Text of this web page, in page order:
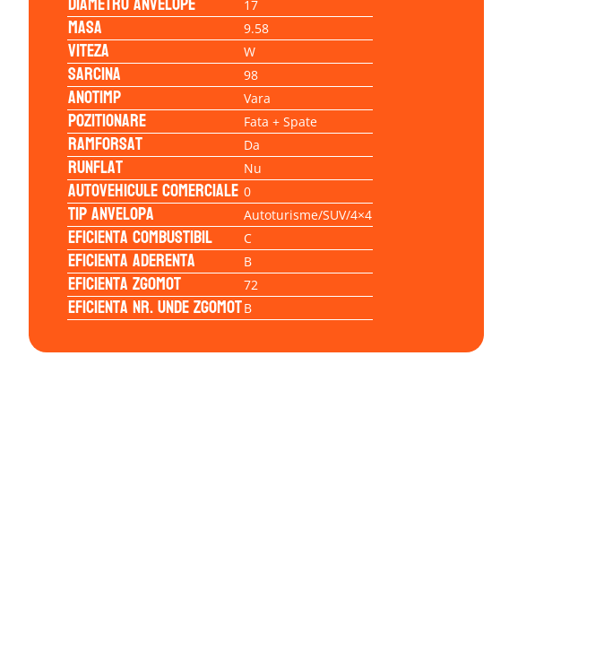
17
Masa 9.58
Viteza W
Sarcina 98
Anotimp Vara
Pozitionare Fata + Spate
Ramforsat Da
Runflat Nu
Autovehicule comerciale 0
Tip anvelopa Autoturisme/SUV/4×4
Eficienta Combustibil C
Eficienta Aderenta B
Eficienta Zgomot 72
Eficienta Nr. Unde ZgomotB